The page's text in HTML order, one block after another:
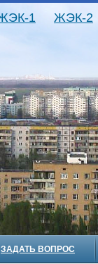
1 ЖЭК-2
ЗАДАТЬ ВОПРОС